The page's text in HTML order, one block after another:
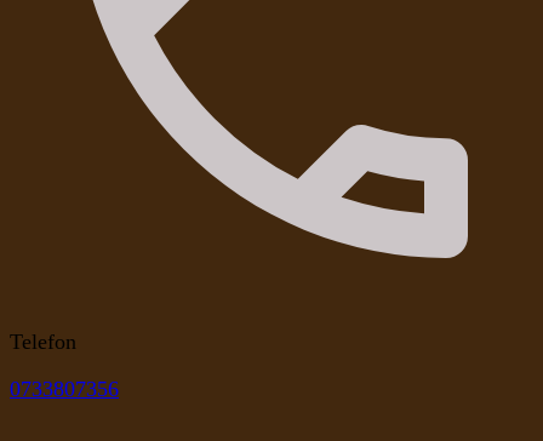
Telefon
0733807356